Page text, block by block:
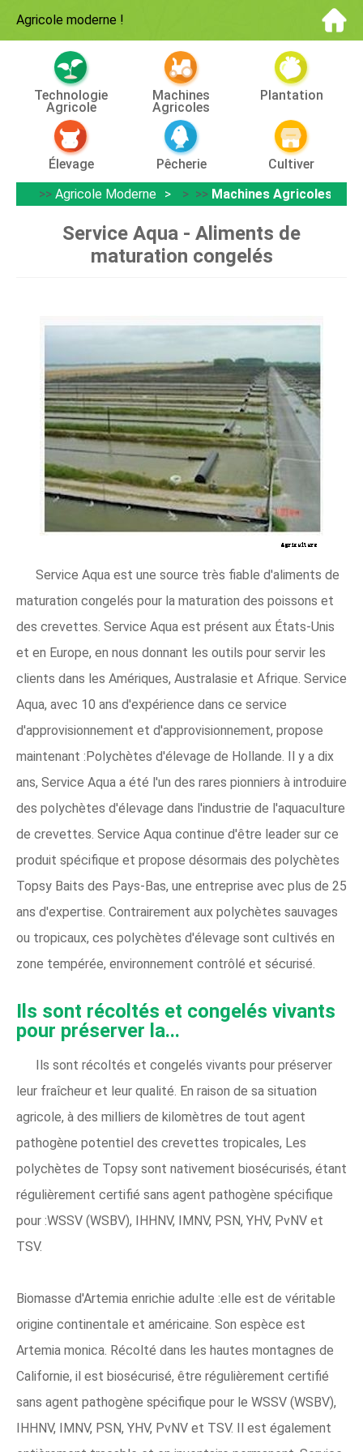
Agricole moderne !
Technologie
Agricole
Machines
Agricoles
Plantation
Élevage Pêcherie
Cultiver
>> Agricole Moderne > >> Machines Agricoles
Service Aqua - Aliments de
maturation congelés
Service Aqua est une source très fiable d'aliments de
maturation congelés pour la maturation des poissons et
des crevettes. Service Aqua est présent aux États-Unis
et en Europe, en nous donnant les outils pour servir les
clients dans les Amériques, Australasie et Afrique. Service
Aqua, avec 10 ans d'expérience dans ce service
d'approvisionnement et d'approvisionnement, propose
maintenant :Polychètes d'élevage de Hollande. Il y a dix
ans, Service Aqua a été l'un des rares pionniers à introduire
des polychètes d'élevage dans l'industrie de l'aquaculture
de crevettes. Service Aqua continue d'être leader sur ce
produit spécifique et propose désormais des polychètes
Topsy Baits des Pays-Bas, une entreprise avec plus de 25
ans d'expertise. Contrairement aux polychètes sauvages
ou tropicaux, ces polychètes d'élevage sont cultivés en
zone tempérée, environnement contrôlé et sécurisé.
Ils sont récoltés et congelés vivants
pour préserver la...
Ils sont récoltés et congelés vivants pour préserver
leur fraîcheur et leur qualité. En raison de sa situation
agricole, à des milliers de kilomètres de tout agent
pathogène potentiel des crevettes tropicales, Les
polychètes de Topsy sont nativement biosécurisés, étant
régulièrement certifié sans agent pathogène spécifique
pour :WSSV (WSBV), IHHNV, IMNV, PSN, YHV, PvNV et
TSV.
Biomasse d'Artemia enrichie adulte :elle est de véritable
origine continentale et américaine. Son espèce est
Artemia monica. Récolté dans les hautes montagnes de
Californie, il est biosécurisé, être régulièrement certifié
sans agent pathogène spécifique pour le WSSV (WSBV),
IHHNV, IMNV, PSN, YHV, PvNV et TSV. Il est également